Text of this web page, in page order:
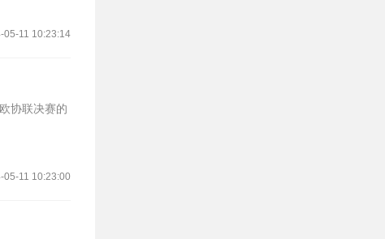
05-11 10:23:14
协联决赛的
05-11 10:23:00